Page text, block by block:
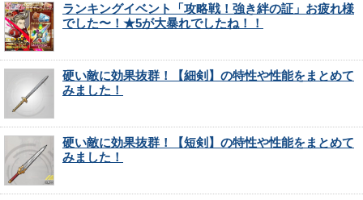
ランキングイベント「攻略戦！強き絆の証」お疲れ様
でした〜！★5が大暴れでしたね！！
硬い敵に効果抜群！【細剣】の特性や性能をまとめて
みました！
硬い敵に効果抜群！【短剣】の特性や性能をまとめて
みました！